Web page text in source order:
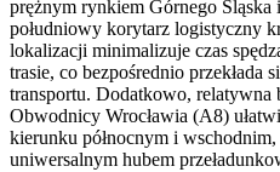
prężnym rynkiem Górnego Śląska
południowy korytarz logistyczny
lokalizacji minimalizuje czas
trasie, co bezpośrednio przekłada
transportu. Dodatkowo, relatywna
Obwodnicy Wrocławia (A8)
kierunku północnym i
uniwersalnym hubem